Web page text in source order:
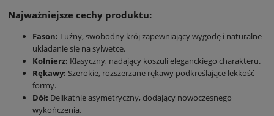
Najważniejsze cechy produktu:
Fason: Luźny, swobodny krój zapewniający wygodę i naturalne
układanie się na sylwetce.
Kołnierz: Klasyczny, nadający koszuli eleganckiego charakteru.
Rękawy: Szerokie, rozszerzane rękawy podkreślające lekkość
formy.
Dół: Delikatnie asymetryczny, dodający nowoczesnego
wykończenia.